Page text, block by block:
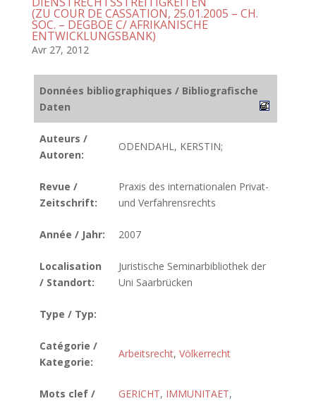
(ZU COUR DE CASSATION, 25.01.2005 – CH.
SOC. – DEGBOE C/ AFRIKANISCHE
ENTWICKLUNGSBANK)
Avr 27, 2012
Données bibliographiques / Bibliografische
Daten
Auteurs /
Autoren:
ODENDAHL, KERSTIN;
Revue /
Zeitschrift:
Praxis des internationalen Privat-
und Verfahrensrechts
Année / Jahr: 2007
Localisation
/ Standort:
Juristische Seminarbibliothek der
Uni Saarbrücken
Type / Typ:
Catégorie /
Kategorie:
Arbeitsrecht, Völkerrecht
Mots clef /
GERICHT, IMMUNITAET,